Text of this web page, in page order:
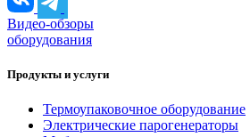
Видео-обзоры
оборудования
Продукты и услуги
Термоупаковочное оборудование
Электрические парогенераторы